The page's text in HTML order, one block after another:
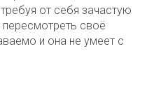
от себя зачастую
своё
и она не умеет с